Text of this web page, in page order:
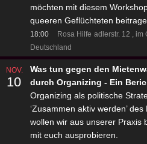
möchten mit diesem
queeren Geflüchteten
18:00 Rosa Hilfe adlerstr. 12 im
Deutschland
NOV.
10
Was tun gegen den
durch Organizing - Ein
Organizing als politische
‘Zusammen aktiv werden’
wollen wir aus unserer Praxis
mit euch ausprobieren.